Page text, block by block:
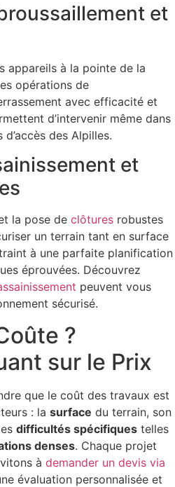
et
appareils à la pointe de la
opérations de
avec efficacité et
d’intervenir même dans
des Alpilles.
et
la pose de clôtures robustes
un terrain tant en surface
à une parfaite planification
éprouvées. Découvrez
peuvent vous
sécurisé.
?
sur le Prix
que le coût des travaux est
: la surface du terrain, son
difficultés spécifiques telles
denses. Chaque projet
à demander un devis via
évaluation personnalisée et